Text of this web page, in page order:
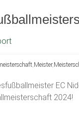
,Meister,
EC
2024!